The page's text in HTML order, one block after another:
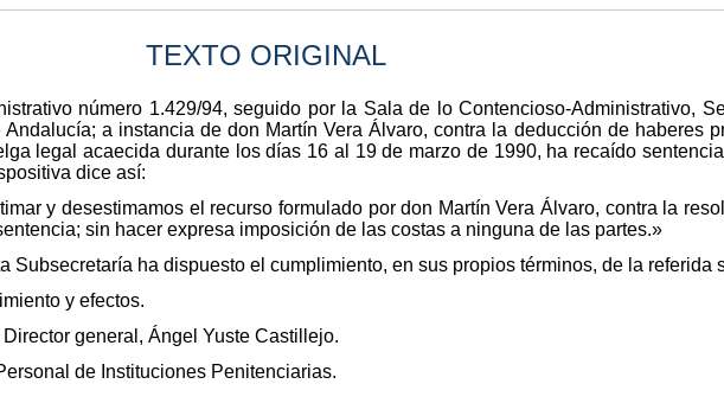
TEXTO ORIGINAL
número 1.429/94, seguido por la Sala de lo Contencioso-Administrativo,
a instancia de don Martín Vera Álvaro, contra la deducción de haberes
legal acaecida durante los días 16 al 19 de marzo de 1990, ha recaído
dice así:
y desestimamos el recurso formulado por don Martín Vera Álvaro, contra la
sin hacer expresa imposición de las costas a ninguna de las partes.»
Subsecretaría ha dispuesto el cumplimiento, en sus propios términos, de la referida
y efectos.
general, Ángel Yuste Castillejo.
de Instituciones Penitenciarias.